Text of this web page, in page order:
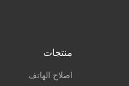
منتجات
اصلاح الهاتف